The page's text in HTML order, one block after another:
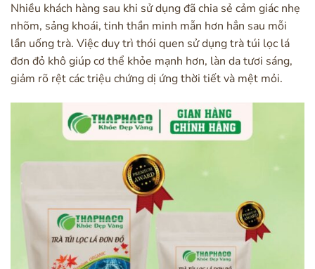
Nhiều khách hàng sau khi sử dụng đã chia sẻ cảm giác nhẹ
nhõm, sảng khoái, tinh thần minh mẫn hơn hẳn sau mỗi
lần uống trà. Việc duy trì thói quen sử dụng trà túi lọc lá
đơn đỏ khô giúp cơ thể khỏe mạnh hơn, làn da tươi sáng,
giảm rõ rệt các triệu chứng dị ứng thời tiết và mệt mỏi.